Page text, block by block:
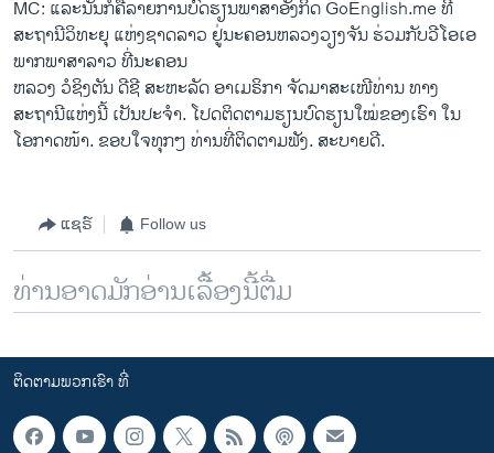
MC: ແລະນັ້ນກໍຄືລາຍການບົດຮຽນພາສາອັງກິດ GoEnglish.me ທີ່
ສະຖານີວິທະຍຸ ແຫ່ງຊາດລາວ ຢູ່​ນະຄອນຫລວງ​ວຽງ​ຈັນ ຮ່ວມກັບວີໂອເອ
ພາກພາສາລາວ ທີ່​ນະຄອນ
ຫລວງ ວໍ​ຊິງ​ຕັນ ດີ​ຊີ ສະຫະລັດ ອາ​ເມຣິກາ ຈັດມາສະເໜີທ່ານ ທາງ
ສະຖານີແຫ່ງນີ້ ເປັນປະຈໍາ. ໂປດຕິດຕາມຮຽນບົດຮຽນໃໝ່ຂອງເຮົາ ໃນ
ໂອກາດໜ້າ. ຂອບໃຈທຸກໆ ທ່ານທີ່ຕິດຕາມຟັງ. ສະບາຍດີ.
ແຊຣ໌ Follow us
ທ່ານອາດມັກອ່ານເລື້ອງນີ້ຕື່ມ
ຕິດຕາມພວກເຮົາ ທີ່